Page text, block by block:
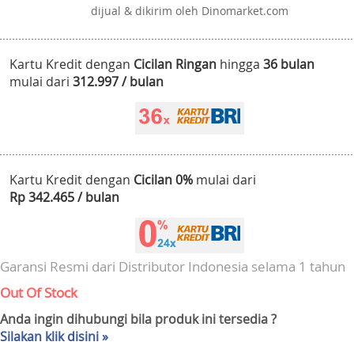
dijual & dikirim oleh Dinomarket.com
Kartu Kredit dengan Cicilan Ringan hingga 36 bulan
mulai dari 312.997 / bulan
Kartu Kredit dengan Cicilan 0% mulai dari
Rp 342.465 / bulan
Garansi Resmi dari Distributor Indonesia selama 1 tahun
Out Of Stock
Anda ingin dihubungi bila produk ini tersedia ?
Silakan klik disini »